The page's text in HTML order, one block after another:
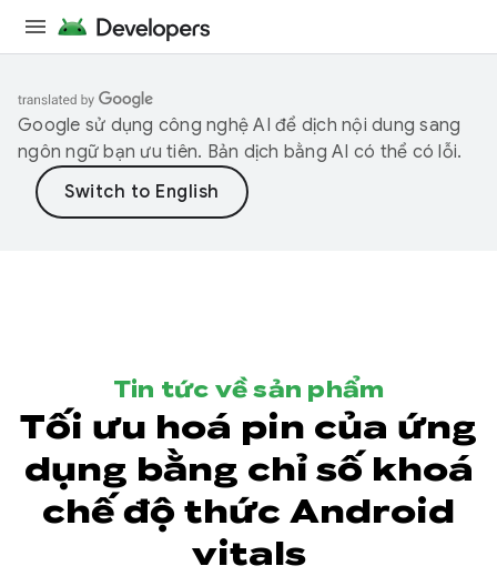
Google sử dụng công nghệ AI để dịch nội dung sang
ngôn ngữ bạn ưu tiên. Bản dịch bằng AI có thể có lỗi.
Tin tức về sản phẩm
Tối ưu hoá pin của ứng
dụng bằng chỉ số khoá
chế độ thức Android
vitals